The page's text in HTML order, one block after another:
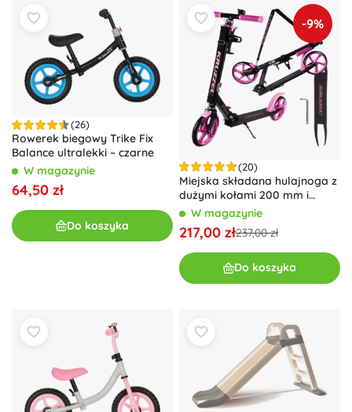
(26)
Rowerek biegowy Trike Fix
Balance ultralekki – czarne
W magazynie
64,50 zł
Do koszyka
-9%
(20)
Miejska składana hulajnoga z
dużymi kołami 200 mm i
hamulcem nożnym – Różowa
W magazynie
217,00 zł237,00 zł
Do koszyka